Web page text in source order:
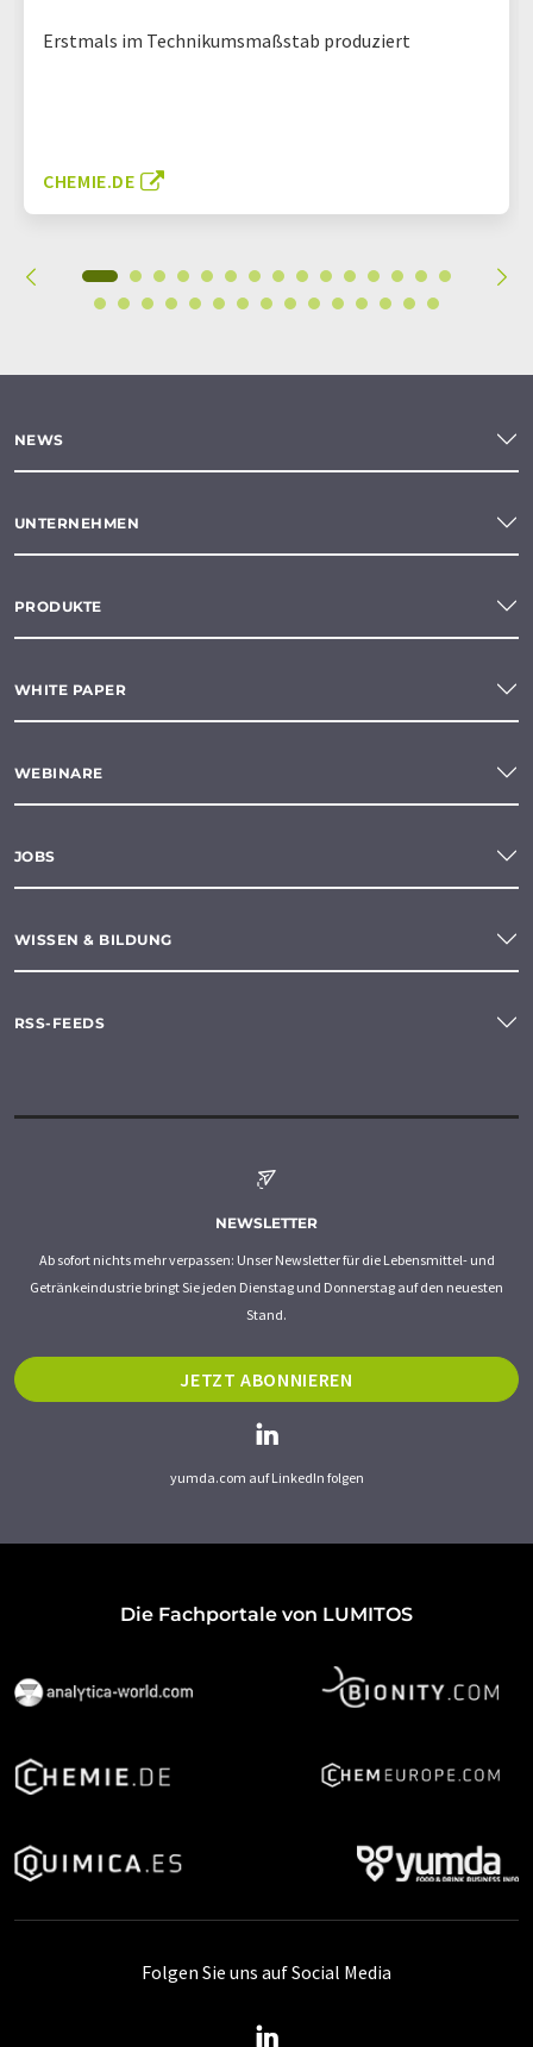
Erstmals im Technikumsmaßstab produziert
CHEMIE.DE
NEWS
UNTERNEHMEN
PRODUKTE
WHITE PAPER
WEBINARE
JOBS
WISSEN & BILDUNG
RSS-FEEDS
NEWSLETTER
Ab sofort nichts mehr verpassen: Unser Newsletter für die Lebensmittel- und
Getränkeindustrie bringt Sie jeden Dienstag und Donnerstag auf den neuesten
Stand.
JETZT ABONNIEREN
yumda.com auf LinkedIn folgen
Die Fachportale von LUMITOS
Folgen Sie uns auf Social Media